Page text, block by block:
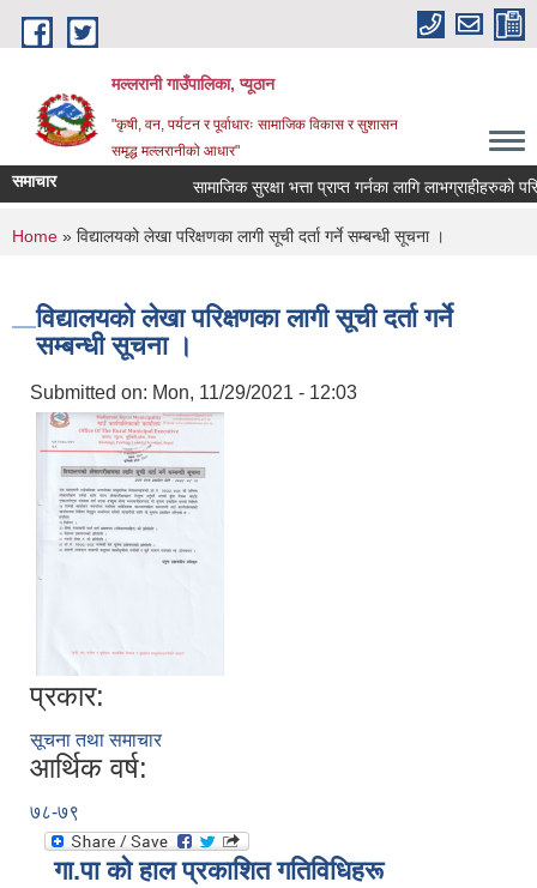
Skip to main content
मल्लरानी गाउँपालिका, प्यूठान
"कृषी, वन, पर्यटन र पूर्वाधारः सामाजिक विकास र सुशासन
समृद्ध मल्लरानीको आधार"
समाचार सामाजिक सुरक्षा भत्ता प्राप्त गर्नका लागि लाभग्राहीहरुको
You are here
Home » विद्यालयको लेखा परिक्षणका लागी सूची दर्ता गर्ने सम्बन्धी सूचना ।
विद्यालयको लेखा परिक्षणका लागी सूची दर्ता गर्ने
सम्बन्धी सूचना ।
Submitted on: Mon, 11/29/2021 - 12:03
प्रकार:
सूचना तथा समाचार
आर्थिक वर्ष:
७८-७९
गा.पा काे हाल प्रकाशित गतिविधिहरू